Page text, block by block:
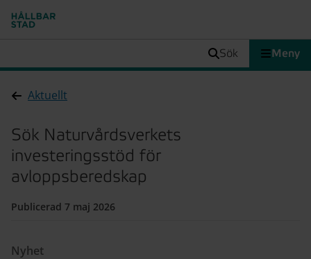
sök Meny
Aktuellt
Sök Naturvårdsverkets
investeringsstöd för
avloppsberedskap
Publicerad 7 maj 2026
Nyhet